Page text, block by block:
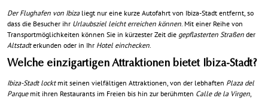
Der Flughafen von Ibiza liegt nur eine kurze Autofahrt von Ibiza-Stadt entfernt, so
dass die Besucher ihr Urlaubsziel leicht erreichen können . Mit einer Reihe von
Transportmöglichkeiten können Sie in kürzester Zeit die gepflasterten Straßen der
Altstadterkunden oder in Ihr Hotel einchecken
Welche einzigartigen Attraktionen bietet Ibiza-Stadt?
Ibiza-Stadt lockt mit seinen vielfältigen Attraktionen, von der lebhaften Plaza del
Parque mit ihren Restaurants im Freien bis hin zur berühmten Calle de la Virgen